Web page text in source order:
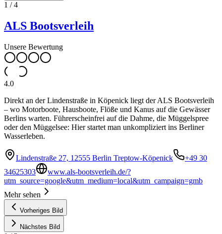
1 /4
ALS Bootsverleih
Unsere Bewertung
4.0
Direkt an der Lindenstraße in Köpenick liegt der ALS Bootsverleih
– wo Motorboote, Hausboote, Flöße und Kanus auf die Gewässer
Berlins warten. Führerscheinfrei auf die Dahme, die Müggelspree
oder den Müggelsee: Hier startet man unkompliziert ins Berliner
Wasserleben.
Lindenstraße 27, 12555 Berlin Treptow-Köpenick
+49 30
34625303
www.als-bootsverleih.de/?
utm_source=google&utm_medium=local&utm_campaign=gmb
Mehr sehen
Vorheriges Bild
Nächstes Bild